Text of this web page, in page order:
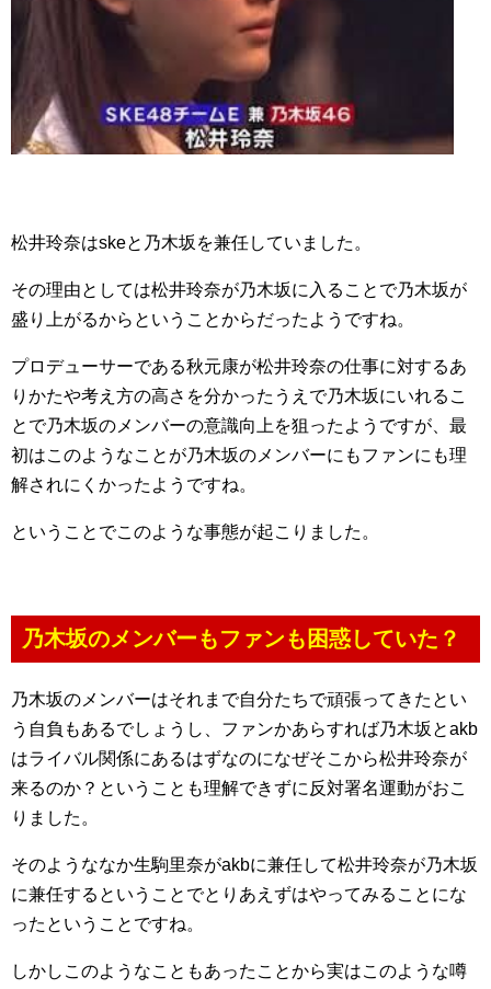
松井玲奈はskeと乃木坂を兼任していました。
その理由としては松井玲奈が乃木坂に入ることで乃木坂が
盛り上がるからということからだったようですね。
プロデューサーである秋元康が松井玲奈の仕事に対するあ
りかたや考え方の高さを分かったうえで乃木坂にいれるこ
とで乃木坂のメンバーの意識向上を狙ったようですが、最
初はこのようなことが乃木坂のメンバーにもファンにも理
解されにくかったようですね。
ということでこのような事態が起こりました。
乃木坂のメンバーもファンも困惑していた？
乃木坂のメンバーはそれまで自分たちで頑張ってきたとい
う自負もあるでしょうし、ファンかあらすれば乃木坂とakb
はライバル関係にあるはずなのになぜそこから松井玲奈が
来るのか？ということも理解できずに反対署名運動がおこ
りました。
そのようななか生駒里奈がakbに兼任して松井玲奈が乃木坂
に兼任するということでとりあえずはやってみることにな
ったということですね。
しかしこのようなこともあったことから実はこのような噂